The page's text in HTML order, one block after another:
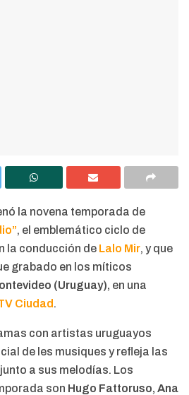
la novena temporada de
, el emblemático ciclo de
la conducción de Lalo Mir, y que
grabado en los míticos
(Uruguay), en una
Ciudad .
con artistas uruguayos
de les musiques y refleja las
a sus melodías. Los
son Hugo Fattoruso, Ana